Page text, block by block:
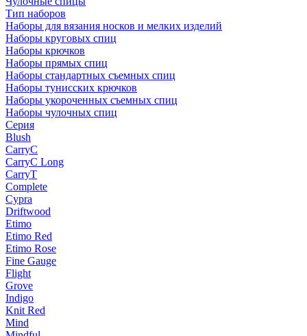
Тип наборов
Наборы для вязания носков и мелких изделий
Наборы круговых спиц
Наборы крючков
Наборы прямых спиц
Наборы стандартных съемных спиц
Наборы тунисских крючков
Наборы укороченных съемных спиц
Наборы чулочных спиц
Серия
Blush
CarryC
CarryC Long
CarryT
Complete
Cypra
Driftwood
Etimo
Etimo Red
Etimo Rose
Fine Gauge
Flight
Grove
Indigo
Knit Red
Mind